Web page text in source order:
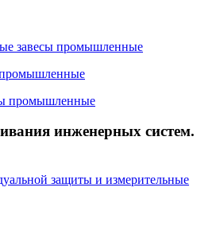
завесы промышленные
промышленные
инженерных систем.
защиты и измерительные